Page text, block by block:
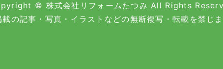
© 株式会社リフォームたつみ All Rights
載の記事・写真・イラストなどの無断複写・転載を禁じ